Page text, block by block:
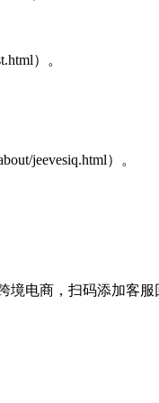
）。
jeevesiq.html）。
境电商，扫码添加客服